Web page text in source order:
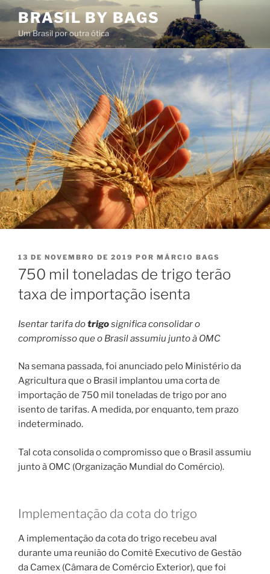
Pular
para
o
conteúdo
BRASIL BY BAGS
Um Brasil por outra ótica
PUBLICADO
EM
13 DE NOVEMBRO DE 2019 POR MÁRCIO BAGS
750 mil toneladas de trigo terão
taxa de importação isenta
Isentar tarifa dotrigosignifica consolidar o
compromisso que o Brasil assumiu junto à OMC
Na semana passada, foi anunciado pelo Ministério da
Agricultura que o Brasil implantou uma corta de
importação de 750 mil toneladas de trigo por ano
isento de tarifas. A medida, por enquanto, tem prazo
indeterminado.
Tal cota consolida o compromisso que o Brasil assumiu
junto à OMC (Organização Mundial do Comércio).
Implementação da cota do trigo
A implementação da cota do trigo recebeu aval
durante uma reunião do Comitê Executivo de Gestão
da Camex (Câmara de Comércio Exterior), que foi